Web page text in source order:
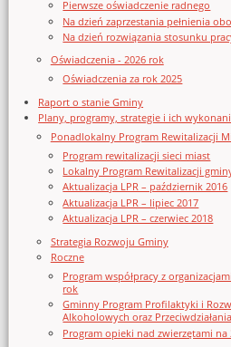
Pierwsze oświadczenie radnego
Na dzień zaprzestania pełnienia
Na dzień rozwiązania stosunku
Oświadczenia - 2026 rok
Oświadczenia za rok 2025
Raport o stanie Gminy
Plany, programy, strategie i ich
Ponadlokalny Program Rewitalizacji
Program rewitalizacji sieci miast
Lokalny Program Rewitalizacji
Aktualizacja LPR – październik 2016
Aktualizacja LPR – lipiec 2017
Aktualizacja LPR – czerwiec 2018
Strategia Rozwoju Gminy
Roczne
Program współpracy z
rok
Gminny Program Profilaktyki i
Alkoholowych oraz
Program opieki nad zwierzętami na